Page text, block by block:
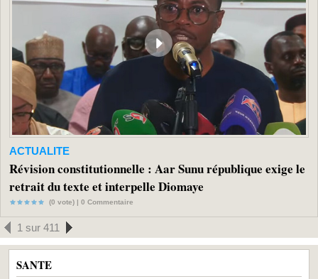
ACTUALITE
Révision constitutionnelle : Aar Sunu république exige le
retrait du texte et interpelle Diomaye
(0 vote) | 0 Commentaire
1 sur 411
SANTE